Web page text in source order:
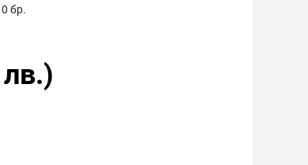
0 бр.
лв.)